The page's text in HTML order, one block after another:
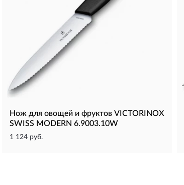
Нож для овощей и фруктов VICTORINOX
SWISS MODERN 6.9003.10W
1 124 руб.